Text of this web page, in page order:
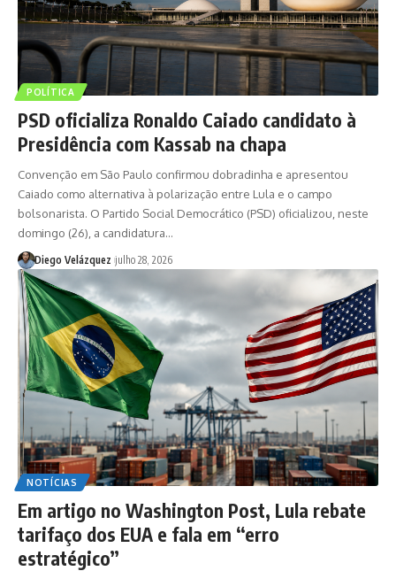
POLÍTICA
PSD oficializa Ronaldo Caiado candidato à
Presidência com Kassab na chapa
Convenção em São Paulo confirmou dobradinha e apresentou
Caiado como alternativa à polarização entre Lula e o campo
bolsonarista. O Partido Social Democrático (PSD) oficializou, neste
domingo (26), a candidatura…
Diego Velázquez julho 28, 2026
NOTÍCIAS
Em artigo no Washington Post, Lula rebate
tarifaço dos EUA e fala em “erro
estratégico”